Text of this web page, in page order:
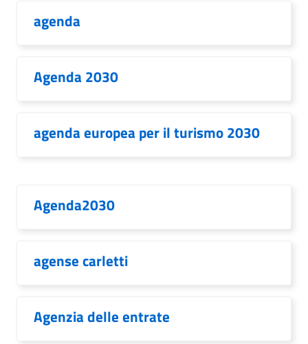
agenda
Agenda 2030
agenda europea per il turismo 2030
Agenda2030
agense carletti
Agenzia delle entrate